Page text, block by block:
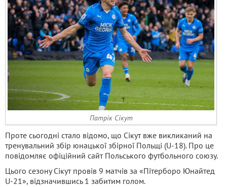
Патрік Сікут
Проте сьогодні стало відомо, що Сікут вже викликаний на
тренувальний збір юнацької збірної Польщі (U-18). Про це
повідомляє офіційний сайт Польського футбольного союзу.
Цього сезону Сікут провів 9 матчів за «Пітерборо Юнайтед
U-21», відзначившись 1 забитим голом.